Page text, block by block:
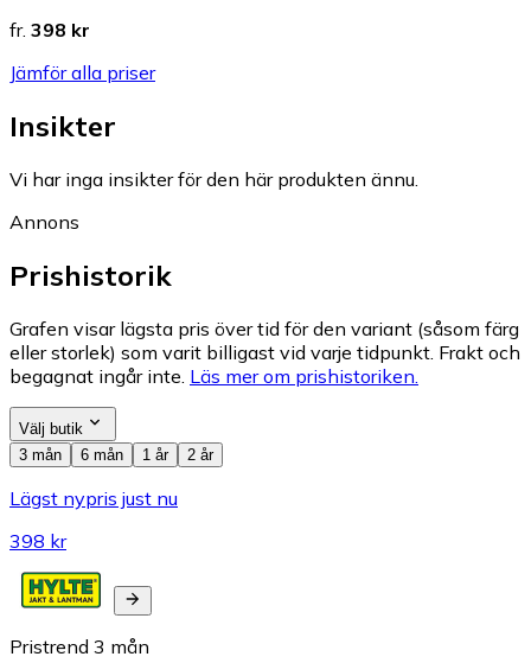
fr. 398 kr
Jämför alla priser
Insikter
Vi har inga insikter för den här produkten ännu.
Annons
Prishistorik
Grafen visar lägsta pris över tid för den variant (såsom färg
eller storlek) som varit billigast vid varje tidpunkt. Frakt och
begagnat ingår inte. Läs mer om prishistoriken.
Välj butik
3 mån
6 mån 1 år 2 år
Lägst nypris just nu
398 kr
Pristrend 3 mån